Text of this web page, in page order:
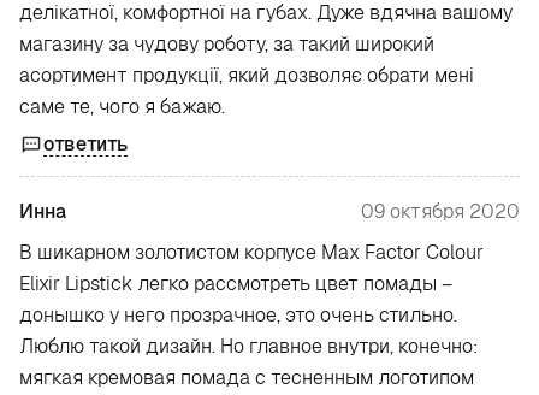
делікатної, комфортної на губах. Дуже вдячна вашому
магазину за чудову роботу, за такий широкий
асортимент продукції, який дозволяє обрати мені
саме те, чого я бажаю.
ответить
Инна
09 октября 2020
В шикарном золотистом корпусе Max Factor Colour
Elixir Lipstick легко рассмотреть цвет помады –
донышко у него прозрачное, это очень стильно.
Люблю такой дизайн. Но главное внутри, конечно:
мягкая кремовая помада с тесненным логотипом